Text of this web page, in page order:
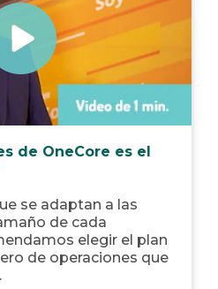
de OneCore es el
se adaptan a las
de cada
elegir el plan
de operaciones que